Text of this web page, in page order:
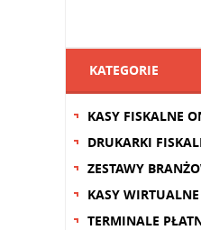
KATEGORIE
KASY FISKALNE
DRUKARKI
ZESTAWY
KASY WIRTUALNE
TERMINALE